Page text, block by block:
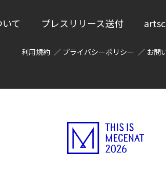
て プレスリリース送付
利用規約 プライバシーポリシー お問